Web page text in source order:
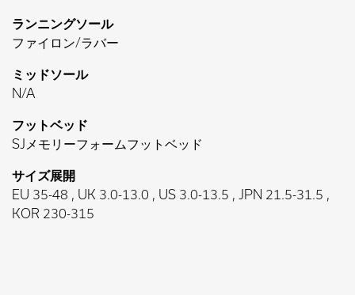
ランニングソール
ファイロン/ラバー
ミッドソール
N/A
フットベッド
SJメモリーフォームフットベッド
サイズ展開
EU 35-48 , UK 3.0-13.0 , US 3.0-13.5 , JPN 21.5-31.5 ,
KOR 230-315